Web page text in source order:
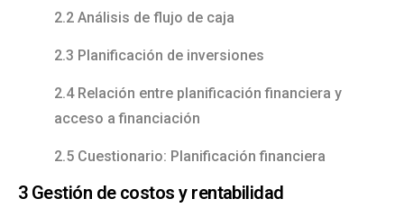
2.2 Análisis de flujo de caja
2.3 Planificación de inversiones
2.4 Relación entre planificación financiera y
acceso a financiación
2.5 Cuestionario: Planificación financiera
3 Gestión de costos y rentabilidad